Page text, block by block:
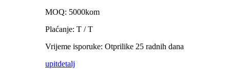
MOQ: 5000kom
Plaćanje: T / T
Vrijeme isporuke: Otprilike 25 radnih dana
upitdetalj